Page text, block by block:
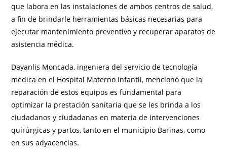
que labora en las instalaciones de ambos centros de salud,
a fin de brindarle herramientas básicas necesarias para
ejecutar mantenimiento preventivo y recuperar aparatos de
asistencia médica.
Dayanlis Moncada, ingeniera del servicio de tecnología
médica en el Hospital Materno Infantil, mencionó que la
reparación de estos equipos es fundamental para
optimizar la prestación sanitaria que se les brinda a los
ciudadanos y ciudadanas en materia de intervenciones
quirúrgicas y partos, tanto en el municipio Barinas, como
en sus adyacencias.